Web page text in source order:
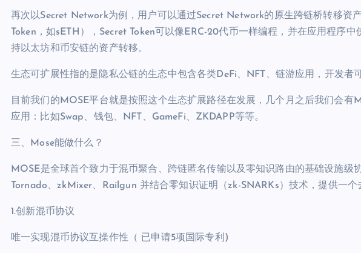
再次以Secret Network为例，用户可以通过Secret Network的原生跨链桥转移资
Token，如sETH），Secret Token可以像ERC-20代币一样编程，并在应用程序
持以太坊和币安链的资产转移。
生态可扩展性指的是隐私公链的生态中包含各类DeFi、NFT、链游应用，开发者
目前我们的MOSE平台就是按照这个生态扩展路径在发展，几个月之后我们会有
应用：比如Swap、钱包、NFT、GameFi、ZKDAPP等等。
三、Mose能做什么？
MOSE是全球首个致力于混币聚合、跨链匿名传输以及零知识路由的基础设施级
Tornado、zkMixer、Railgun 并结合零知识证明（zk-SNARKs）技术，提供一个
1.创新混币协议
唯一实现混币协议互操作性（ 已申请5项国际专利)